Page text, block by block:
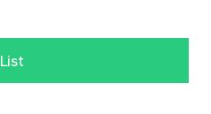
List